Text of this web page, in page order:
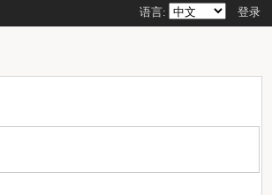
语言: 登录